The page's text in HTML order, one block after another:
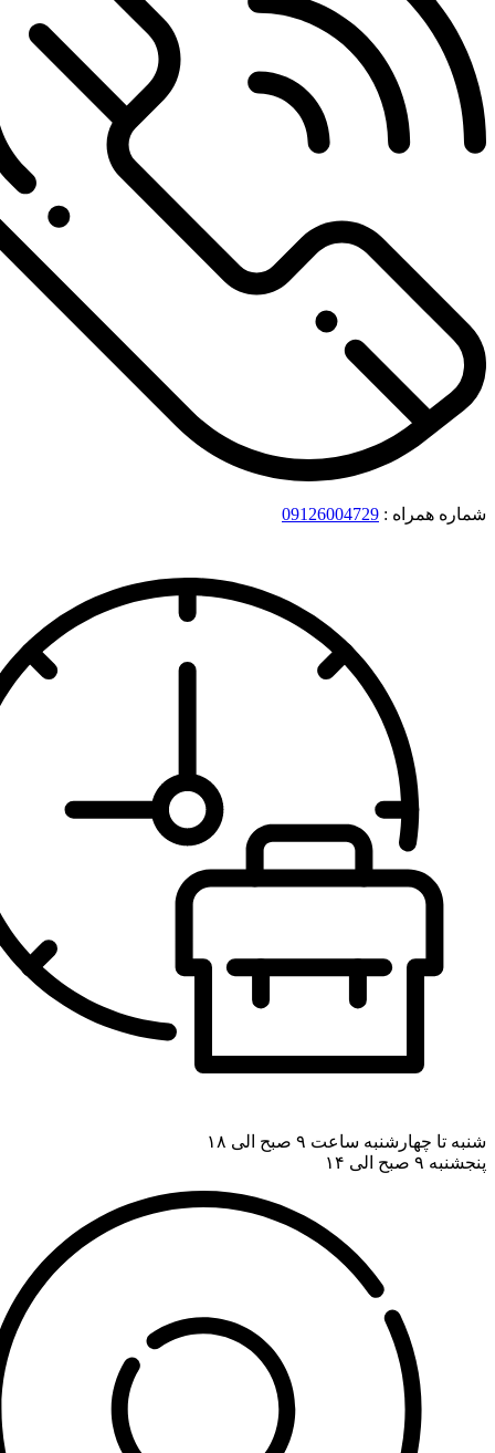
شماره همراه : 09126004729
شنبه تا چهارشنبه ساعت ۹ صبح الی ۱۸
پنجشنبه ۹ صبح الی ۱۴